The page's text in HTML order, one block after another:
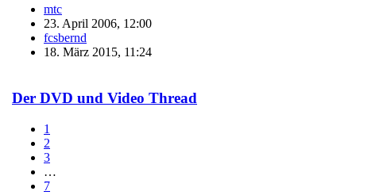
mtc
23. April 2006, 12:00
fcsbernd
18. März 2015, 11:24
Der DVD und Video Thread
1
2
3
…
7